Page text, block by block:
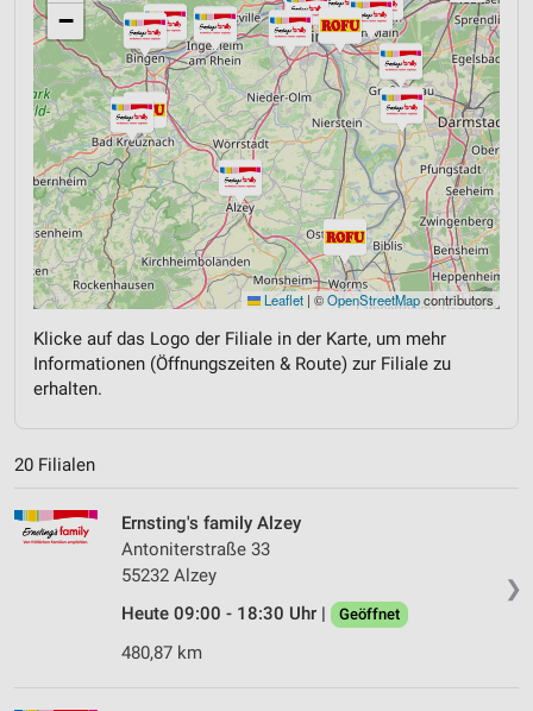
−
Leaflet | ©OpenStreetMapcontributors
Klicke auf das Logo der Filiale in der Karte, um mehr
Informationen (Öffnungszeiten & Route) zur Filiale zu
erhalten.
20 Filialen
❯
Ernsting's family Alzey
Antoniterstraße 33
55232 Alzey
Heute 09:00 - 18:30 Uhr |
Geöffnet
480,87 km